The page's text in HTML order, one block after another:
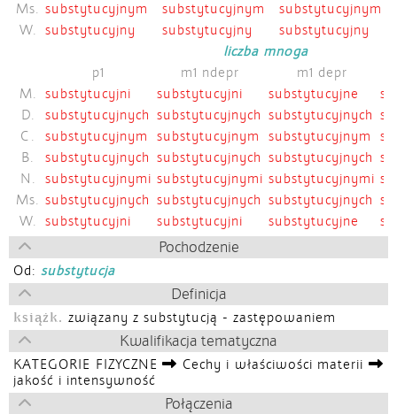
Ms. substytucyjnym substytucyjnym substytucyjnym
W.
substytucyjny substytucyjny substytucyjny
liczba mnoga
p1
m1 ndepr
m1 depr
M.
substytucyjni substytucyjni substytucyjne
D.
substytucyjnych substytucyjnych substytucyjnych
C.
substytucyjnym substytucyjnym substytucyjnym
B.
substytucyjnych substytucyjnych substytucyjnych
N.
substytucyjnymi substytucyjnymi substytucyjnymi
Ms. substytucyjnych substytucyjnych substytucyjnych
W.
substytucyjni substytucyjni substytucyjne
Pochodzenie
Od: substytucja
Definicja
książk. związany z substytucją - zastępowaniem
Kwalifikacja tematyczna
KATEGORIE FIZYCZNE
Cechy i właściwości materii
jakość i intensywność
Połączenia